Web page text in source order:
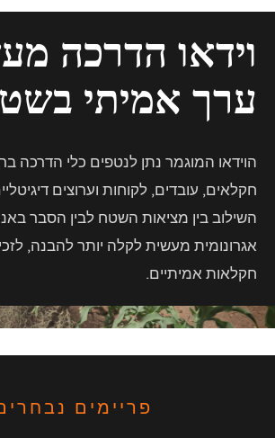
וידאו הדרכה
ערך אמיתי
הוידאו המוגמר נתן לנטפים כלי הדרכה
חקלאים, עובדים, לקוחות וערוצים
השילוב בין מציאות השטח לבין הסבר
אגרונומית מעשית לקלה יותר להבנה,
חקלאות אמיתיים.
פריימים